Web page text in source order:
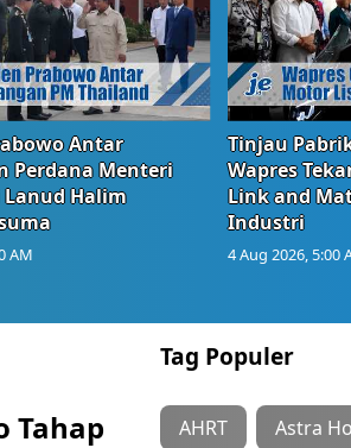
Antar
Perdana Menteri
Halim
AM
Tinjau
Wapres
Link and
Industri
4 Aug 2026, 5:00
Tahap
Tag Populer
AHRT Astra